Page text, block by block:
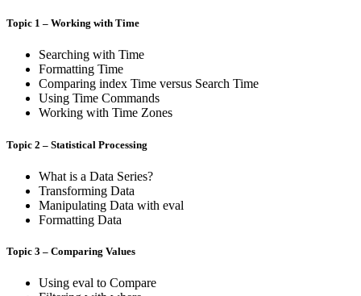
Topic 1 – Working with Time
Searching with Time
Formatting Time
Comparing index Time versus Search Time
Using Time Commands
Working with Time Zones
Topic 2 – Statistical Processing
What is a Data Series?
Transforming Data
Manipulating Data with eval
Formatting Data
Topic 3 – Comparing Values
Using eval to Compare